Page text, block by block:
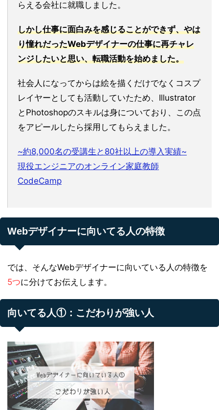
らえる会社に就職しました。
しかし仕事に面白みを感じることができず、やは
り憧れだったWebデザイナーの仕事に再チャレ
ンジしたいと思い、転職活動を始めました。
社会人になってからは絵を描くだけでなくコスプ
レイヤーとしても活動していたため、Illustrator
とPhotoshopのスキルは身についており、この点
をアピールしたら採用してもらえました。
~約8,000名の受講生と80社以上の導入実績~
現役エンジニアのオンライン家庭教師
CodeCamp
Webデザイナーに向いてる人の特徴
では、そんなWebデザイナーに向いている人の特徴を
5つに分けてお伝えします。
向いてる人①：こだわりが強い人